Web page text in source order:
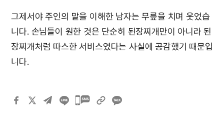
그제서야 주인의 말을 이해한 남자는 무릎을 치며 웃었습
니다. 손님들이 원한 것은 단순히 된장찌개만이 아니라 된
장찌개처럼 따스한 서비스였다는 사실에 공감했기 때문입
니다.
카카오톡